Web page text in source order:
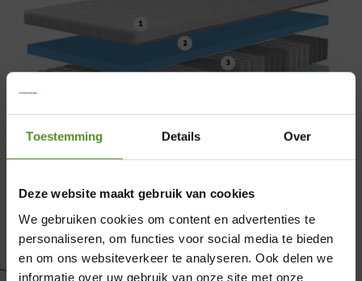
Toestemming Details Over
Deze website maakt gebruik van cookies
We gebruiken cookies om content en advertenties te
personaliseren, om functies voor social media te bieden
en om ons websiteverkeer te analyseren. Ook delen we
informatie over uw gebruik van onze site met onze